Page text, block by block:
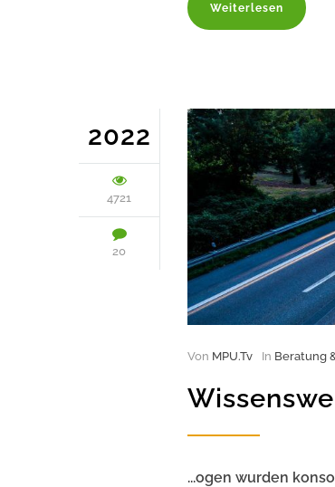
Weiterlesen
2022
4721
20
Von MPU.Tv In Beratung
...ogen wurden